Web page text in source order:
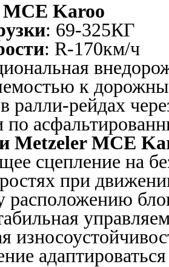
Karoo
: 69-325КГ
: R-170км/ч
к
ралли-рейдах
по
Metzeler MCE
сцепление на
при
расположению